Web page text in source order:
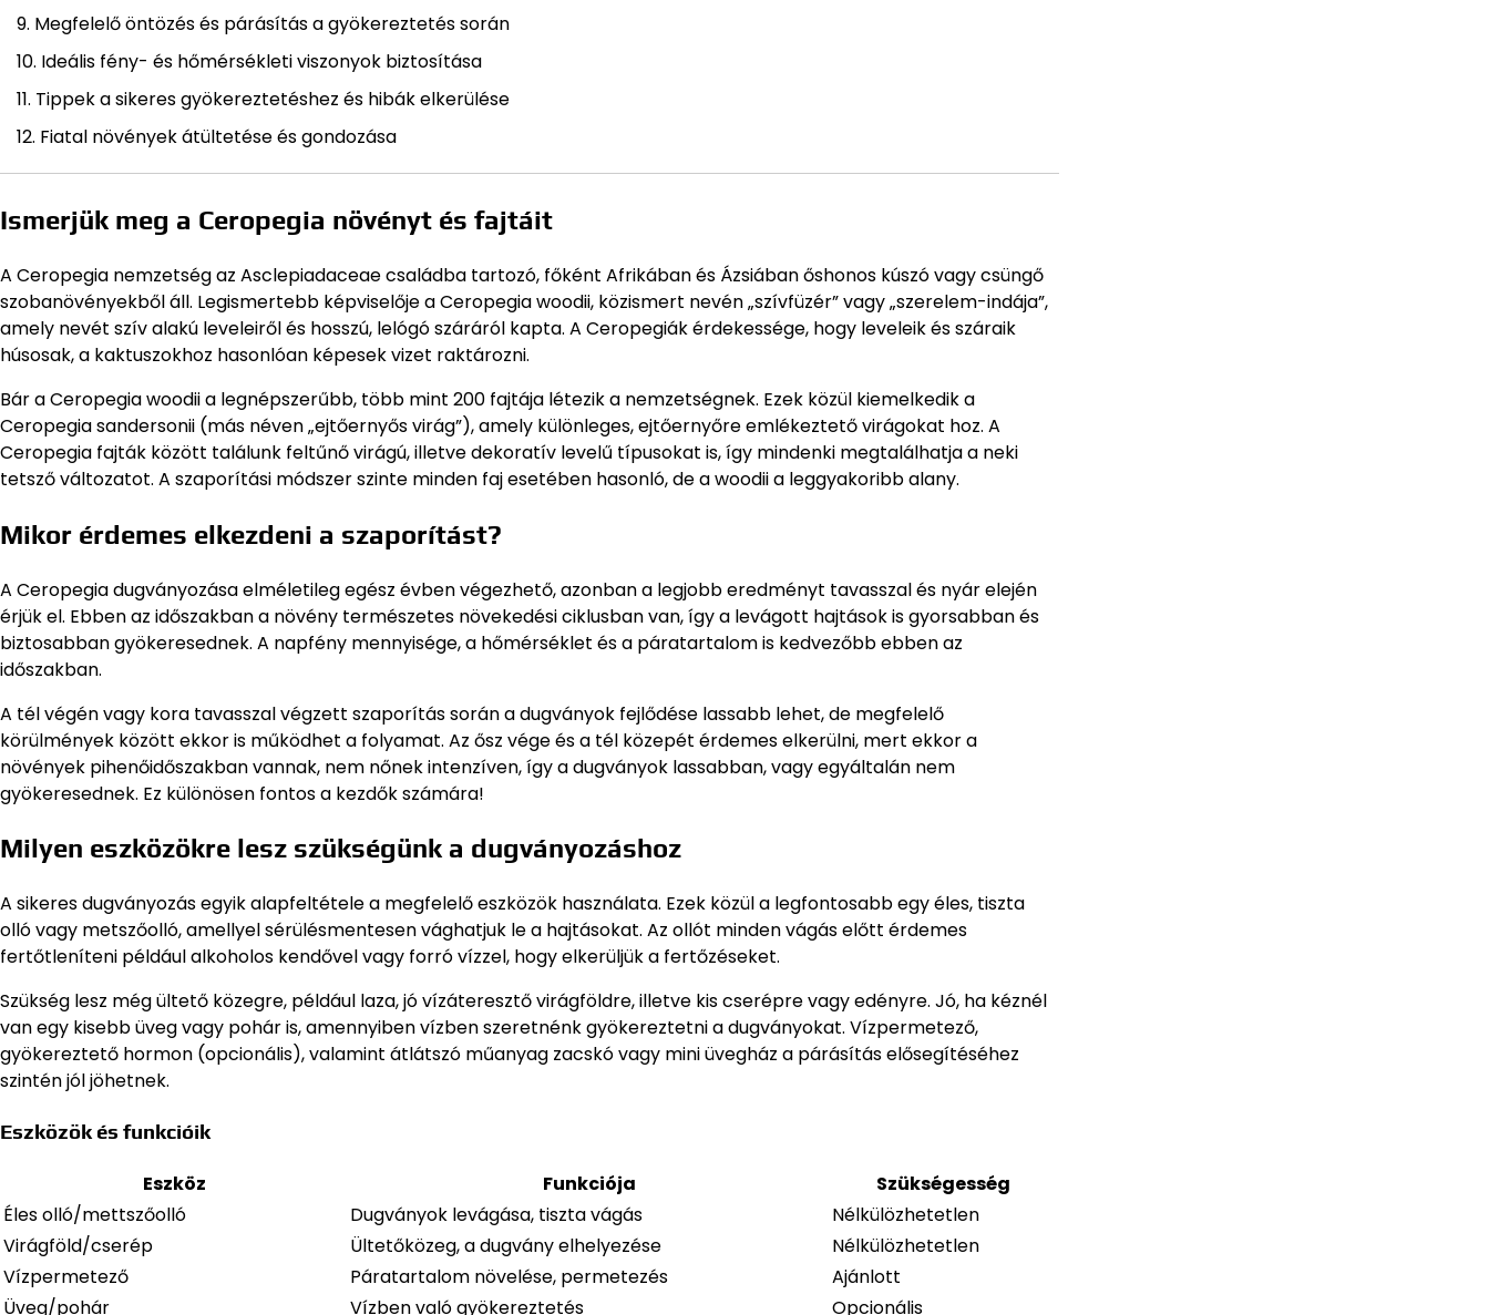
Megfelelő öntözés és párásítás a gyökereztetés során
Ideális fény- és hőmérsékleti viszonyok biztosítása
Tippek a sikeres gyökereztetéshez és hibák elkerülése
Fiatal növények átültetése és gondozása
Ismerjük meg a Ceropegia növényt és fajtáit
A Ceropegia nemzetség az Asclepiadaceae családba tartozó, főként Afrikában és Ázsiában őshonos kúszó vagy csüngő
szobanövényekből áll. Legismertebb képviselője a Ceropegia woodii, közismert nevén „szívfüzér” vagy „szerelem-indája”,
amely nevét szív alakú leveleiről és hosszú, lelógó száráról kapta. A Ceropegiák érdekessége, hogy leveleik és száraik
húsosak, a kaktuszokhoz hasonlóan képesek vizet raktározni.
Bár a Ceropegia woodii a legnépszerűbb, több mint 200 fajtája létezik a nemzetségnek. Ezek közül kiemelkedik a
Ceropegia sandersonii (más néven „ejtőernyős virág”), amely különleges, ejtőernyőre emlékeztető virágokat hoz. A
Ceropegia fajták között találunk feltűnő virágú, illetve dekoratív levelű típusokat is, így mindenki megtalálhatja a neki
tetsző változatot. A szaporítási módszer szinte minden faj esetében hasonló, de a woodii a leggyakoribb alany.
Mikor érdemes elkezdeni a szaporítást?
A Ceropegia dugványozása elméletileg egész évben végezhető, azonban a legjobb eredményt tavasszal és nyár elején
érjük el. Ebben az időszakban a növény természetes növekedési ciklusban van, így a levágott hajtások is gyorsabban és
biztosabban gyökeresednek. A napfény mennyisége, a hőmérséklet és a páratartalom is kedvezőbb ebben az
időszakban.
A tél végén vagy kora tavasszal végzett szaporítás során a dugványok fejlődése lassabb lehet, de megfelelő
körülmények között ekkor is működhet a folyamat. Az ősz vége és a tél közepét érdemes elkerülni, mert ekkor a
növények pihenőidőszakban vannak, nem nőnek intenzíven, így a dugványok lassabban, vagy egyáltalán nem
gyökeresednek. Ez különösen fontos a kezdők számára!
Milyen eszközökre lesz szükségünk a dugványozáshoz
A sikeres dugványozás egyik alapfeltétele a megfelelő eszközök használata. Ezek közül a legfontosabb egy éles, tiszta
olló vagy metszőolló, amellyel sérülésmentesen vághatjuk le a hajtásokat. Az ollót minden vágás előtt érdemes
fertőtleníteni például alkoholos kendővel vagy forró vízzel, hogy elkerüljük a fertőzéseket.
Szükség lesz még ültető közegre, például laza, jó vízáteresztő virágföldre, illetve kis cserépre vagy edényre. Jó, ha kéznél
van egy kisebb üveg vagy pohár is, amennyiben vízben szeretnénk gyökereztetni a dugványokat. Vízpermetező,
gyökereztető hormon (opcionális), valamint átlátszó műanyag zacskó vagy mini üvegház a párásítás elősegítéséhez
szintén jól jöhetnek.
Eszközök és funkcióik
Eszköz Funkciója
Szükségesség
Éles olló/mettszőolló
Dugványok levágása, tiszta vágás
Nélkülözhetetlen
Virágföld/cserép
Ültetőközeg, a dugvány elhelyezése
Nélkülözhetetlen
Vízpermetező
Páratartalom növelése, permetezés
Ajánlott
Üveg/pohár
Vízben való gyökereztetés Opcionális